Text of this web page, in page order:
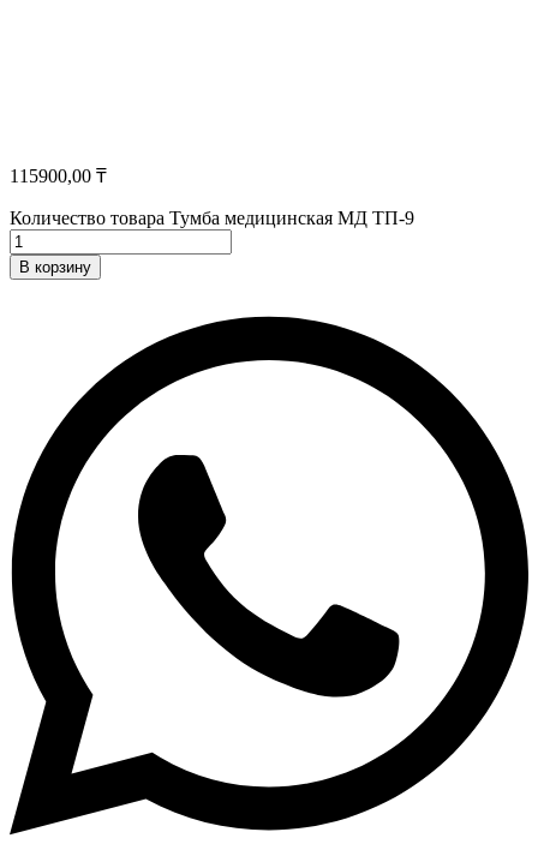
115900,00 ₸
Количество товара Тумба медицинская МД ТП-9
В корзину